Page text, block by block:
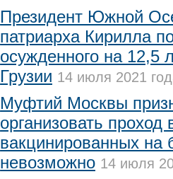
Президент Южной
патриарха Кирилла
осужденного на 12,5
Грузии 14 июля 2021
Муфтий Москвы
организовать
вакцинированных на
невозможно 14 июля